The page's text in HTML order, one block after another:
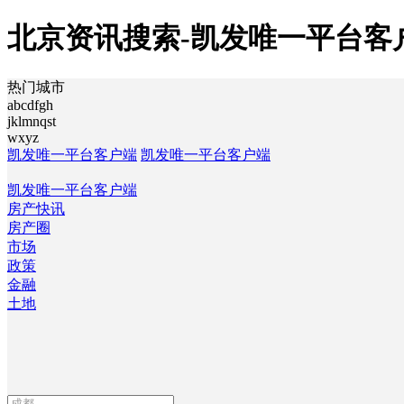
北京资讯搜索-凯发唯一平台客
热门城市
abcdfgh
jklmnqst
wxyz
凯发唯一平台客户端 凯发唯一平台客户端
凯发唯一平台客户端
房产快讯
房产圈
市场
政策
金融
土地